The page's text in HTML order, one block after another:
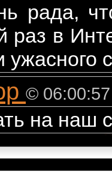
рада,
раз в
ужасного
©
на наш